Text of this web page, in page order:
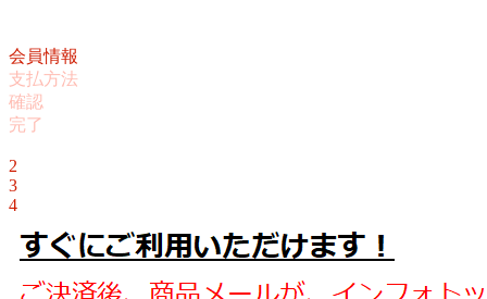
会員情報
支払方法
確認
完了
2
3
4